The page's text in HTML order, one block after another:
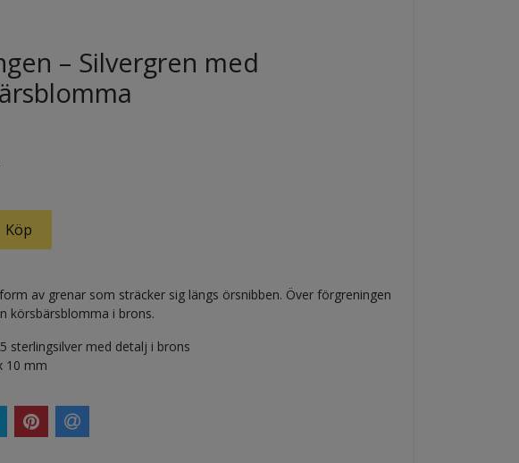
– Silvergren med
av grenar som sträcker sig längs örsnibben. Över förgreningen
körsbärsblomma i brons.
sterlingsilver med detalj i brons
10 mm